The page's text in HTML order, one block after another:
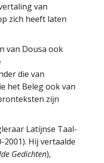
van
zich heeft laten
van Dousa ook
die van
het Beleg ook van
zijn
Latijnse Taal-
Hij vertaalde
Gedichten),